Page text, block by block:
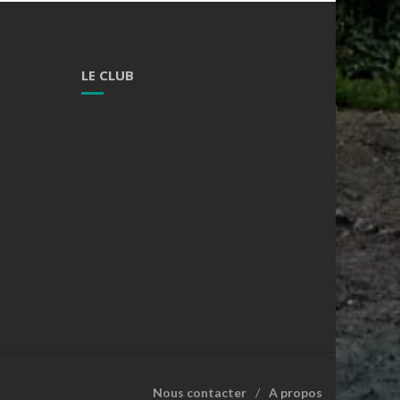
LE CLUB
Nous contacter A propos